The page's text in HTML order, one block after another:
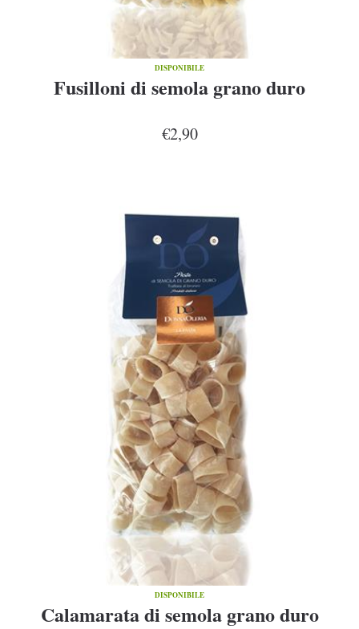
DISPONIBILE
Fusilloni di semola grano duro
€2,90
DISPONIBILE
Calamarata di semola grano duro